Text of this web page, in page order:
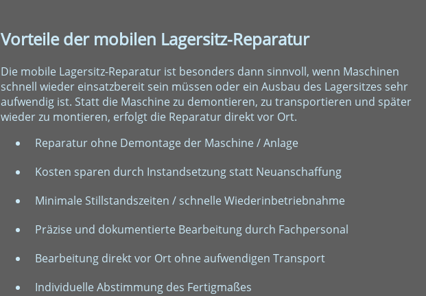
Vorteile der mobilen Lagersitz-Reparatur
Die mobile Lagersitz-Reparatur ist besonders dann sinnvoll, wenn Maschinen
schnell wieder einsatzbereit sein müssen oder ein Ausbau des Lagersitzes sehr
aufwendig ist. Statt die Maschine zu demontieren, zu transportieren und später
wieder zu montieren, erfolgt die Reparatur direkt vor Ort.
Reparatur ohne Demontage der Maschine / Anlage
Kosten sparen durch Instandsetzung statt Neuanschaffung
Minimale Stillstandszeiten / schnelle Wiederinbetriebnahme
Präzise und dokumentierte Bearbeitung durch Fachpersonal
Bearbeitung direkt vor Ort ohne aufwendigen Transport
Individuelle Abstimmung des Fertigmaßes